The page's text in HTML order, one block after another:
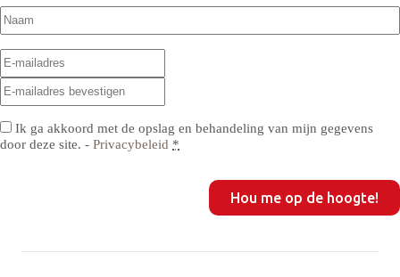
Naam
E-
mailadres(Vereist)
Privacy(Vereist)
Ik ga akkoord met de opslag en behandeling van mijn gegevens
door deze site. - Privacybeleid *